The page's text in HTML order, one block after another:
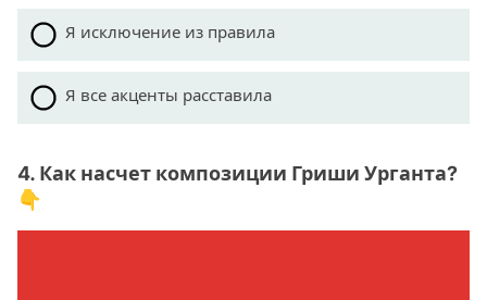
Я исключение из правила
Я все акценты расставила
4. Как насчет композиции Гриши Урганта?
👇